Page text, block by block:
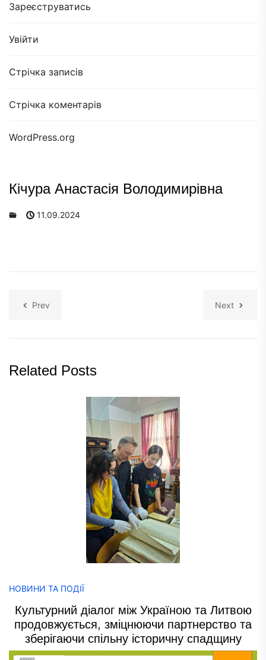
Зареєструватись
Увійти
Стрічка записів
Стрічка коментарів
WordPress.org
Кічура Анастасія Володимирівна
11.09.2024
Prev Next
Related Posts
НОВИНИ ТА ПОДІЇ
Культурний діалог між Україною та Литвою
продовжується, зміцнюючи партнерство та
зберігаючи спільну історичну спадщину